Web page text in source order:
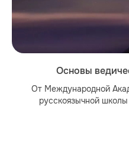
Основы
От Международной
русскоязычной